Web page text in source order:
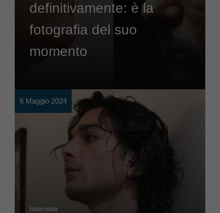
definitivamente: è la
fotografia del suo
momento
6 Maggio 2024
Interviste